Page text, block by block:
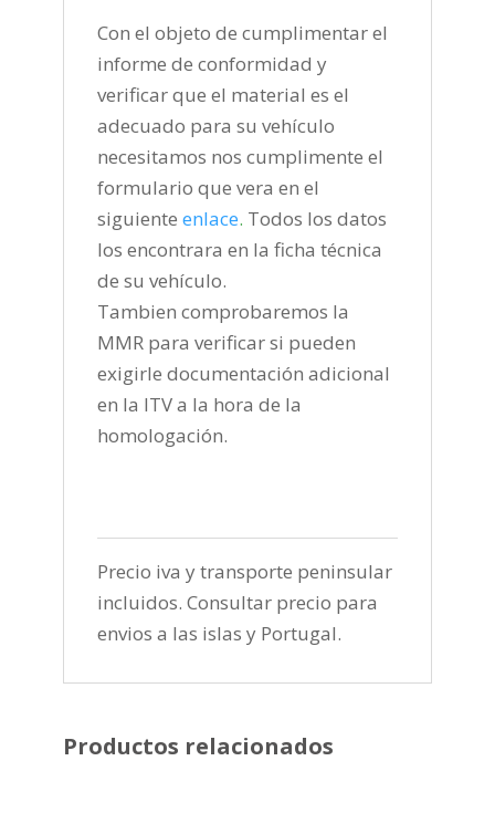
Con el objeto de cumplimentar el
informe de conformidad y
verificar que el material es el
adecuado para su vehículo
necesitamos nos cumplimente el
formulario que vera en el
siguiente enlace. Todos los datos
los encontrara en la ficha técnica
de su vehículo.
Tambien comprobaremos la
MMR para verificar si pueden
exigirle documentación adicional
en la ITV a la hora de la
homologación.
Precio iva y transporte peninsular
incluidos. Consultar precio para
envios a las islas y Portugal.
Productos relacionados